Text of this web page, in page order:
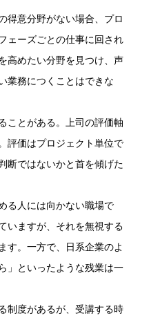
得意分野がない場合、プロ
ェーズごとの仕事に回され
高めたい分野を見つけ、声
業務につくことはできな
ことがある。上司の評価軸
評価はプロジェクト単位で
断ではないかと首を傾げた
る人には向かない職場で
いますが、それを無視する
す。一方で、日系企業のよ
」といったような残業は一
制度があるが、受講する時